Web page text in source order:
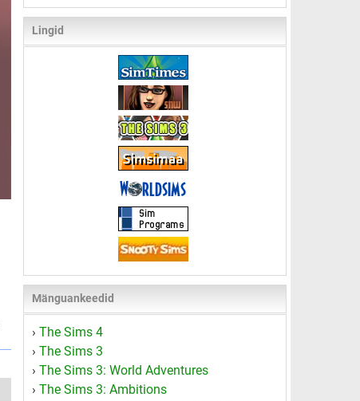
Lingid
Mänguankeedid
› The Sims 4
› The Sims 3
› The Sims 3: World Adventures
› The Sims 3: Ambitions